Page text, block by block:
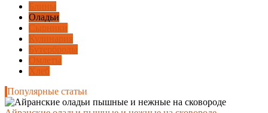
Блины
Оладьи
Сырники
Кулинария
Бутерброды
Омлеты
Хлеб
Популярные статьи